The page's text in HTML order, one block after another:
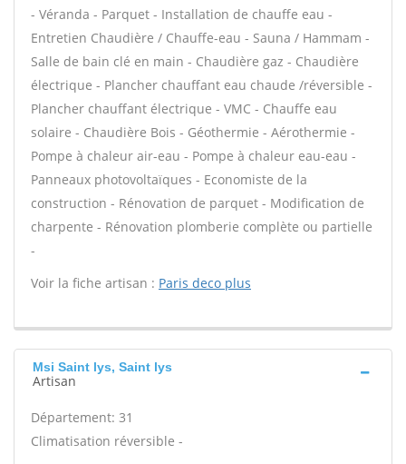
- Véranda - Parquet - Installation de chauffe eau -
Entretien Chaudière / Chauffe-eau - Sauna / Hammam -
Salle de bain clé en main - Chaudière gaz - Chaudière
électrique - Plancher chauffant eau chaude /réversible -
Plancher chauffant électrique - VMC - Chauffe eau
solaire - Chaudière Bois - Géothermie - Aérothermie -
Pompe à chaleur air-eau - Pompe à chaleur eau-eau -
Panneaux photovoltaïques - Economiste de la
construction - Rénovation de parquet - Modification de
charpente - Rénovation plomberie complète ou partielle
-
Voir la fiche artisan : Paris deco plus
Msi Saint lys, Saint lys
Artisan
Département: 31
Climatisation réversible -